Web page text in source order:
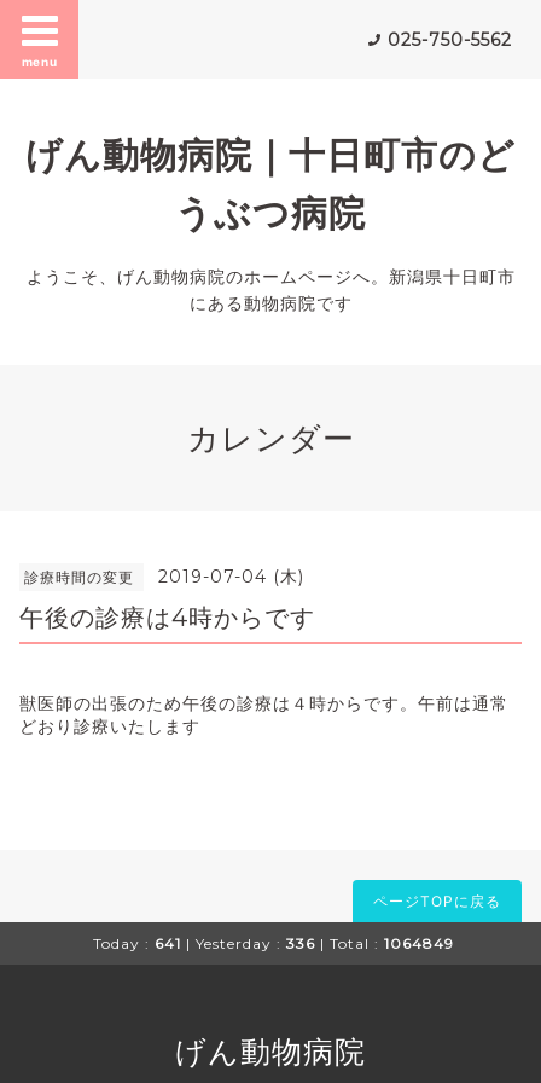
menu
025-750-5562
げん動物病院｜十日町市のど
うぶつ病院
ようこそ、げん動物病院のホームページへ。新潟県十日町市
にある動物病院です
カレンダー
診療時間の変更 2019-07-04 (木)
午後の診療は4時からです
獣医師の出張のため午後の診療は４時からです。午前は通常
どおり診療いたします
ページTOPに戻る
Today : 641 | Yesterday : 336 | Total : 1064849
げん動物病院